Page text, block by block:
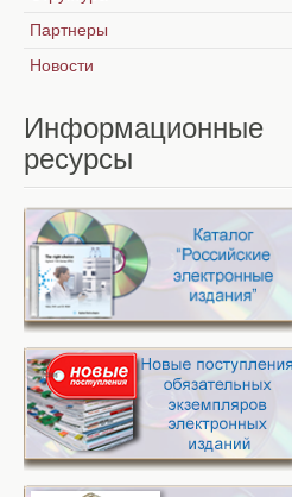
Партнеры
Новости
Информационные
ресурсы